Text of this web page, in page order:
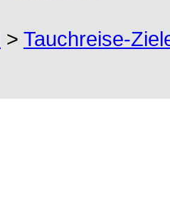
> Tauchreise-